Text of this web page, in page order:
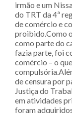
irmão e um
do TRT da 4ª
de comércio e
proibido.Como
como parte do
fazia parte, foi
comércio – o
de censura por
Justiça do
em atividades
foram